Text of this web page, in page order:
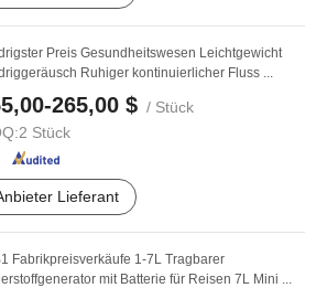
Preis Gesundheitswesen Leichtgewicht
Ruhiger kontinuierlicher Fluss ...
265,00 $ / Stück
2 Stück
Lieferant
Fabrikpreisverkäufe 1-7L Tragbarer
mit Batterie für Reisen 7L Mini ...